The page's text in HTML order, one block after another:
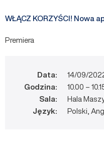
WŁĄCZ KORZYŚCI! Nowa
Premiera
Data:
Godzina:
Sala:
Język:
14/09/
10.00 –
Hala
Polski,